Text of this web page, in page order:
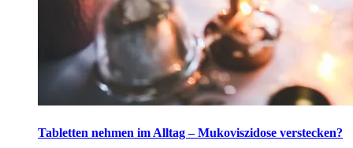
Tabletten nehmen im Alltag – Mukoviszidose verstecken?